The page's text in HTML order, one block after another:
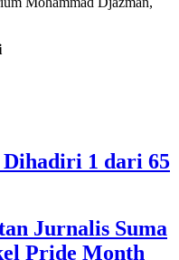
Dihadiri 1 dari 65
Jurnalis Suma
Pride Month